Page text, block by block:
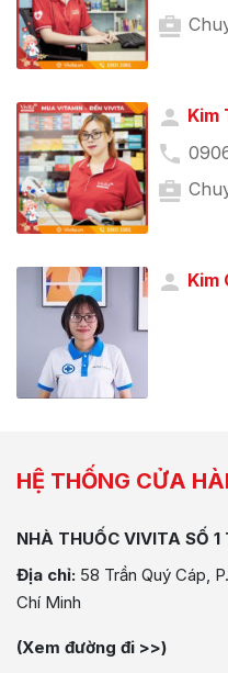
Kim
Kim
HỆ THỐNG CỬA
NHÀ THUỐC VIVITA SỐ 1
Địa chỉ: 58 Trần Quý Cáp,
Chí Minh
(Xem đường đi >>)